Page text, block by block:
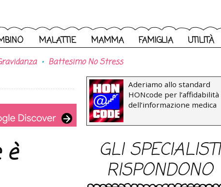
MALATTIE MAMMA FAMIGLIA UTILITÀ
Battesimo No Stress
Aderiamo allo standard
HONcode per l’affidabilità
dell’informazione medica
GLI SPECIALISTI
RISPONDONO